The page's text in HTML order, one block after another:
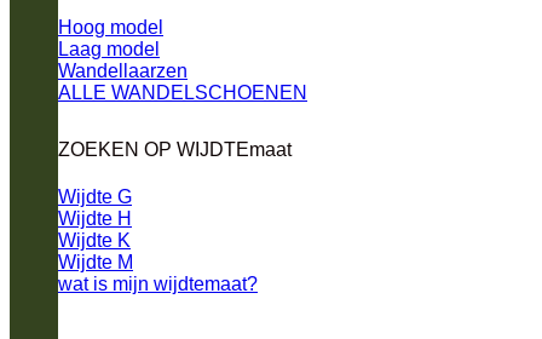
Hoog model
Laag model
Wandellaarzen
ALLE WANDELSCHOENEN
ZOEKEN OP WIJDTEmaat
Wijdte G
Wijdte H
Wijdte K
Wijdte M
wat is mijn wijdtemaat?